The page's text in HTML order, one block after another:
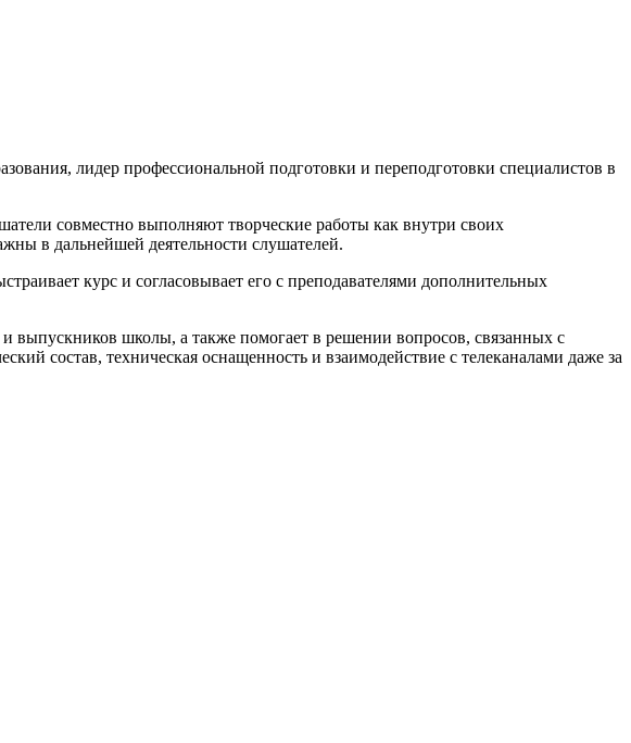
лидер профессиональной подготовки и переподготовки специалистов в
совместно выполняют творческие работы как внутри своих
в дальнейшей деятельности слушателей.
курс и согласовывает его с преподавателями дополнительных
выпускников школы, а также помогает в решении вопросов, связанных с
состав, техническая оснащенность и взаимодействие с телеканалами даже за